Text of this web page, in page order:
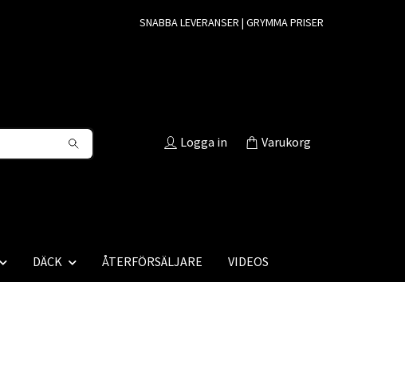
SNABBA LEVERANSER | GRYMMA PRISER
Logga in Varukorg
DÄCK ÅTERFÖRSÄLJARE VIDEOS